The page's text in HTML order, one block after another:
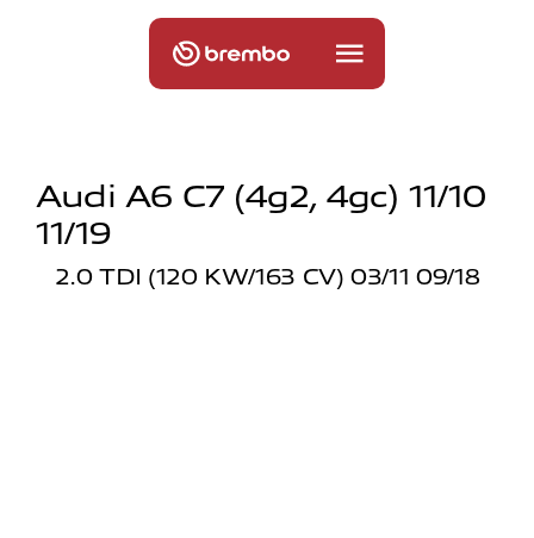
Audi A6 C7 (4g2, 4gc) 11/10
11/19
2.0 TDI (120 KW/163 CV) 03/11 09/18